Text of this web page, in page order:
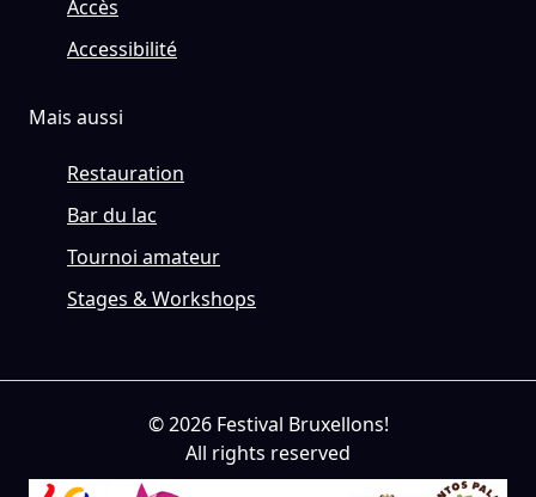
Accès
Accessibilité
Mais aussi
Restauration
Bar du lac
Tournoi amateur
Stages & Workshops
© 2026 Festival Bruxellons!
All rights reserved